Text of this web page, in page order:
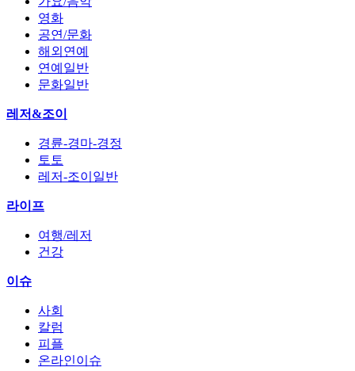
영화
공연/문화
해외연예
연예일반
문화일반
레저&조이
경륜-경마-경정
토토
레저-조이일반
라이프
여행/레저
건강
이슈
사회
칼럼
피플
온라인이슈